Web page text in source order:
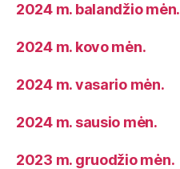
2024 m. balandžio mėn.
2024 m. kovo mėn.
2024 m. vasario mėn.
2024 m. sausio mėn.
2023 m. gruodžio mėn.